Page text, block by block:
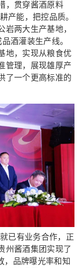
，贯穿酱酒原料
产能，把控品质。
岩两大生产基地，
酒灌装生产线。
地，实现从粮食优
管理，展现雄厚产
了一个更高标准的
已有业务合作，正
州酱酒集团实现了
，品牌曝光率和知